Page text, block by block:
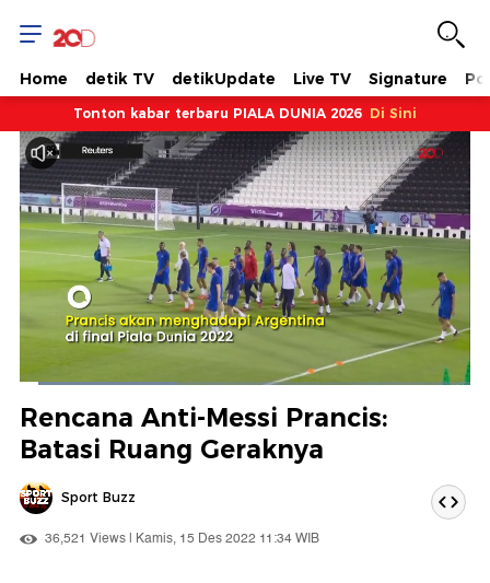
Home detik TV detikUpdate Live TV Signature
Tonton kabar terbaru PIALA DUNIA 2026 Di Sini
Suara
Hidup
Dimuat:
Rencana Anti-Messi Prancis:
Batasi Ruang Geraknya
Sport Buzz
36,521 Views | Kamis, 15 Des 2022 11:34 WIB